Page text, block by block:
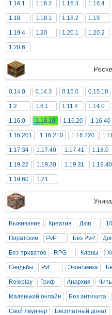
1.16.1 1.16.2 1.16.3 1.16.4
1.18 1.18.1 1.18.2 1.19
1.19.4 1.20 1.20.1 1.20.2
1.20.6
0.14.0 0.14.3 0.15.0 0.15.10
1.2 1.6.1 1.11.4 1.14.0
1.16.0 1.16.10 1.16.20 1.16.40
1.16.201 1.16.210 1.16.220
1.17.34 1.17.40 1.17.41 1.18.0
1.19.22 1.19.30 1.19.31 1.19.40
1.19.60 1.21
Выживание Креатив Дюп
Пиратские PvP Без PvP
Без приватов RPG Кланы
Свадьбы PvE Экономика
Roleplay Гриф Анархия Читы
Маленький онлайн Без античита
Свой лаунчер Бесплатный донат